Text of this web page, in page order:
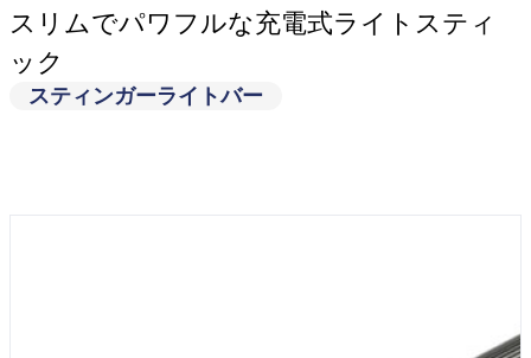
スリムでパワフルな充電式ライトスティ
ック
スティンガーライトバー